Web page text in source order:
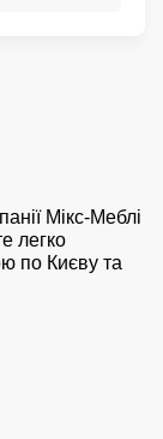
Мікс-Меблі
легко
по Києву та